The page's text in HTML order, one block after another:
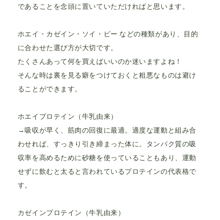
であることを念頭に置いていただければと思います。
ホエイ・カゼイン・ソイ・ピー などの種類があり、目的
に合わせた選び方が大切です。
たくさんあって何を買えばいいのか迷いますよね！
そんな時は裏を見る癖をつけておくと粗悪なものは避け
ることができます。
ホエイプロテイン（牛乳由来）
→吸収が早く、筋肉の回復に最適。適度な運動と組み合
わせれば、すっきり引き締まった体に。タンパク質の吸
収率を高めるために砂糖を使っていることもあり、運動
せずに飲むと太ると言われているプロテインの代表格で
す。
カゼインプロテイン（牛乳由来）